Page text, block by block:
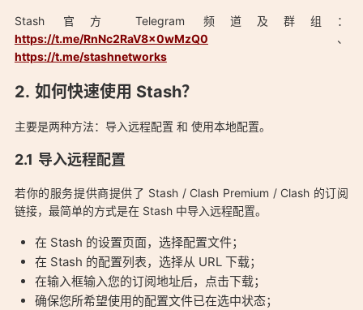
Stash 官方 Telegram 频道及群组：
https://t.me/RnNc2RaV8x0wMzQ0 、
https://t.me/stashnetworks
如何快速使用 Stash？
主要是两种方法：导入远程配置 和 使用本地配置。
「Stash 简单实用 iOS / macOS Clash 客户端、支持多协议代
导入远程配置
若你的服务提供商提供了 Stash / Clash Premium / Clash 的订阅
链接，最简单的方式是在 Stash 中导入远程配置。
在 Stash 的设置页面，选择配置文件；
在 Stash 的配置列表，选择从 URL 下载；
在输入框输入您的订阅地址后，点击下载；
确保您所希望使用的配置文件已在选中状态；